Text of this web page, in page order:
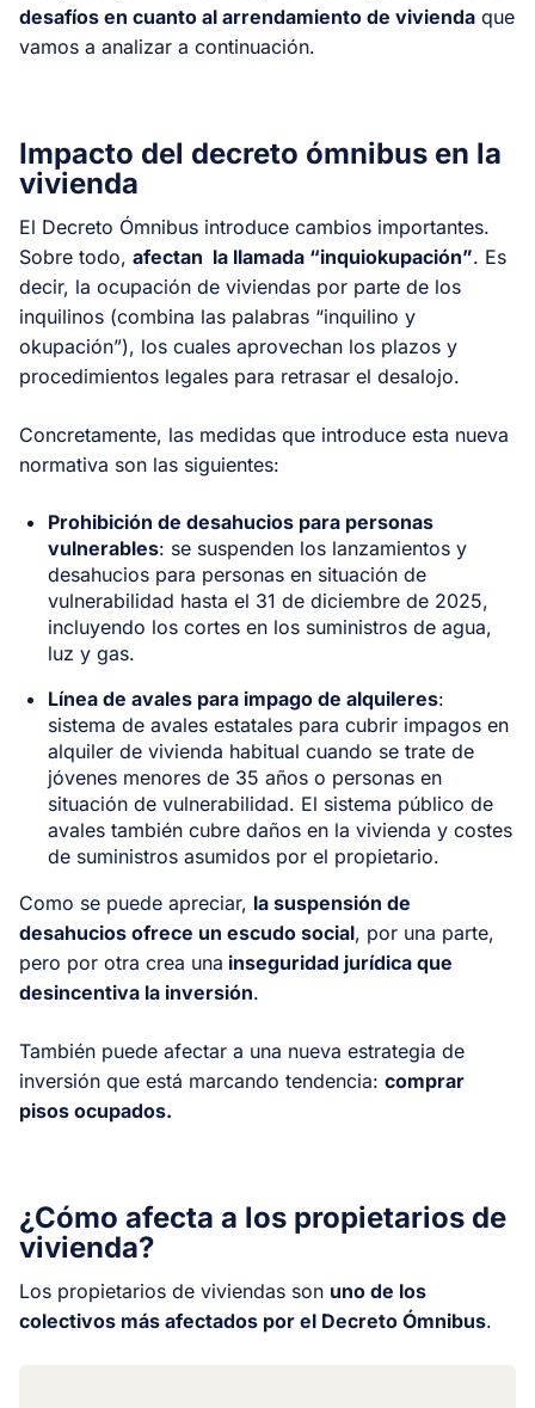
desafíos en cuanto al arrendamiento de vivienda que
vamos a analizar a continuación.
Impacto del decreto ómnibus en la
vivienda
El Decreto Ómnibus introduce cambios importantes.
Sobre todo, afectan la llamada “inquiokupación”. Es
decir, la ocupación de viviendas por parte de los
inquilinos (combina las palabras “inquilino y
okupación”), los cuales aprovechan los plazos y
procedimientos legales para retrasar el desalojo.
Concretamente, las medidas que introduce esta nueva
normativa son las siguientes:
Prohibición de desahucios para personas
vulnerables: se suspenden los lanzamientos y
desahucios para personas en situación de
vulnerabilidad hasta el 31 de diciembre de 2025,
incluyendo los cortes en los suministros de agua,
luz y gas.
Línea de avales para impago de alquileres:
sistema de avales estatales para cubrir impagos en
alquiler de vivienda habitual cuando se trate de
jóvenes menores de 35 años o personas en
situación de vulnerabilidad​. El sistema público de
avales también cubre daños en la vivienda y costes
de suministros asumidos por el propietario.
Como se puede apreciar, la suspensión de
desahucios ofrece un escudo social, por una parte,
pero por otra crea una inseguridad jurídica que
desincentiva la inversión.
También puede afectar a una nueva estrategia de
inversión que está marcando tendencia: comprar
pisos ocupados.
¿Cómo afecta a los propietarios de
vivienda?
Los propietarios de viviendas son uno de los
colectivos más afectados por el Decreto Ómnibus.